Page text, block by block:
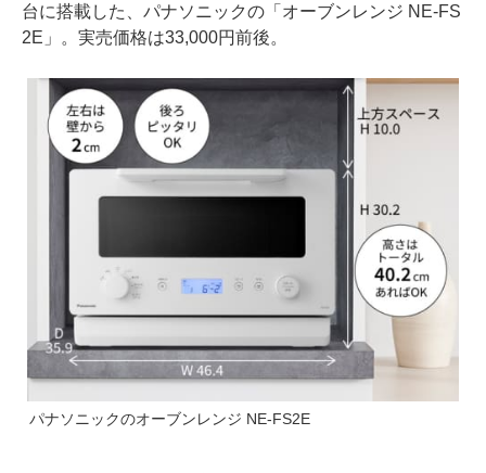
台に搭載した、パナソニックの「オーブンレンジ NE-FS
2E」。実売価格は33,000円前後。
パナソニックのオーブンレンジ NE-FS2E